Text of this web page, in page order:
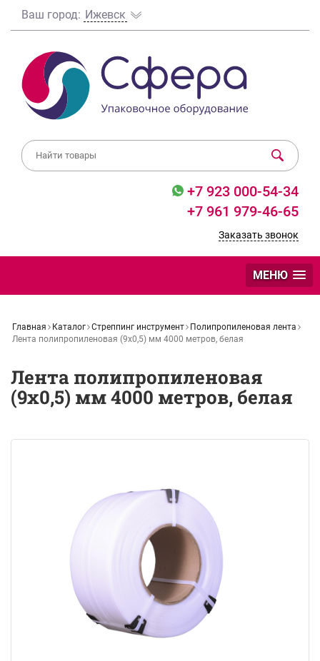
Ваш город: Ижевск
+7 923 000-54-34
+7 961 979-46-65
Заказать звонок
МЕНЮ
Главная Каталог Стреппинг инструмент
Полипропиленовая лента
Лента полипропиленовая (9x0,5) мм 4000 метров, белая
Лента полипропиленовая
(9x0,5) мм 4000 метров, белая